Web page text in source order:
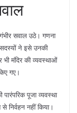
सवाल उठे। गणना
ने इसे उनकी
भी मंदिर की व्यवस्थाओं
गए।
पूजा व्यवस्था
निर्वहन नहीं किया।